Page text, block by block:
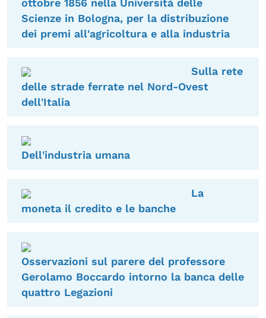
Scienze in Bologna, per la distribuzione
dei premi all'agricoltura e alla industria
Sulla rete
delle strade ferrate nel Nord-Ovest
dell'Italia
Dell'industria umana
La
moneta il credito e le banche
Osservazioni sul parere del professore
Gerolamo Boccardo intorno la banca delle
quattro Legazioni